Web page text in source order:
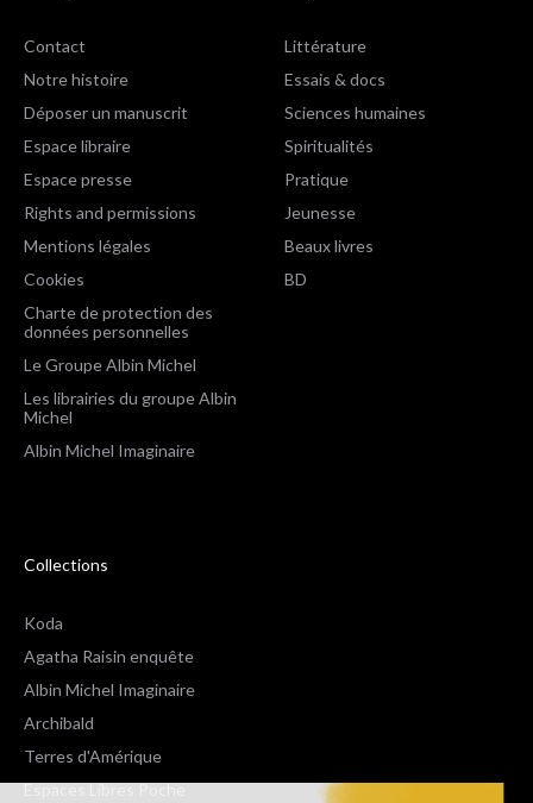
Contact
Notre histoire
Déposer un manuscrit
Espace libraire
Espace presse
Rights and permissions
Mentions légales
Cookies
Charte de protection des
données personnelles
Le Groupe Albin Michel
Les librairies du groupe Albin
Michel
Albin Michel Imaginaire
Littérature
Essais & docs
Sciences humaines
Spiritualités
Pratique
Jeunesse
Beaux livres
BD
Collections
Koda
Agatha Raisin enquête
Albin Michel Imaginaire
Archibald
Terres d'Amérique
Espaces Libres Poche